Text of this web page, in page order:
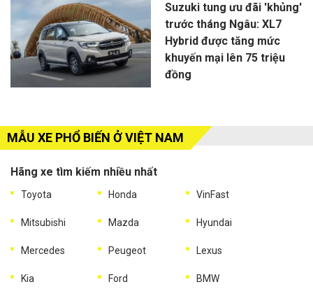
Suzuki tung ưu đãi 'khủng'
trước tháng Ngâu: XL7
Hybrid được tăng mức
khuyến mại lên 75 triệu
đồng
MẪU XE PHỔ BIẾN Ở VIỆT NAM
Hãng xe tìm kiếm nhiều nhất
Toyota Honda VinFast
Mitsubishi Mazda Hyundai
Mercedes Peugeot Lexus
Kia Ford BMW